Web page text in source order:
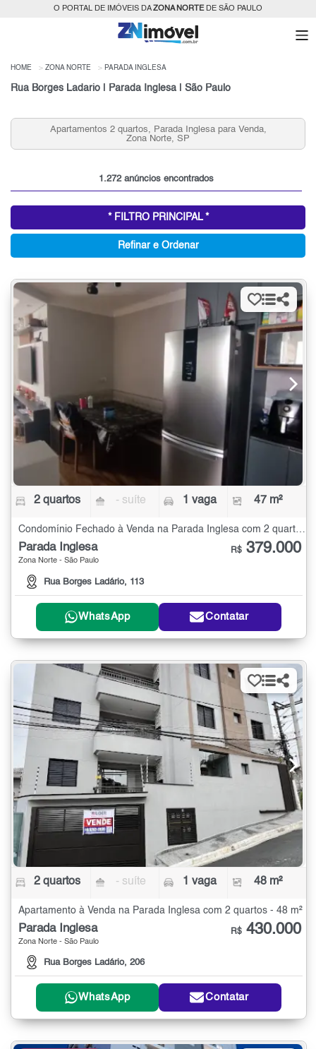
O PORTAL DE IMÓVEIS DAZONA NORTEDE SÃO PAULO
HOME ZONA NORTE PARADA INGLESA
Rua Borges Ladario | Parada Inglesa | São Paulo
Apartamentos a partir de 200 mil na Parada Inglesa, Zona
Norte, SP
1.272 anúncios encontrados
* FILTRO PRINCIPAL *
Refinar e Ordenar
2 quartos - suíte 1 vaga 47 m²
Condomínio Fechado à Venda na Parada Inglesa com 2 quartos - 47 m²
Parada Inglesa
Zona Norte - São Paulo
Rua Borges Ladário, 113
R$ 379.000
WhatsApp Contatar
2 quartos - suíte 1 vaga 48 m²
Apartamento à Venda na Parada Inglesa com 2 quartos - 48 m²
Parada Inglesa
Zona Norte - São Paulo
Rua Borges Ladário, 206
R$ 430.000
WhatsApp Contatar